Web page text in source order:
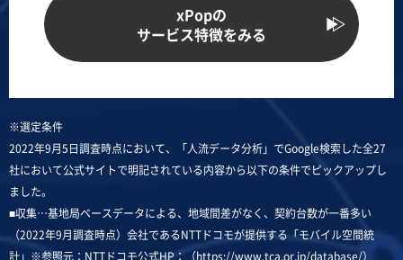
xPopの
サービス特徴をみる
※選定条件
2022年9月5日調査時点において、「人流データ分析」でGoogle検索した全27
社において公式サイトで明記されている内容から以下の条件でピックアップし
ました。
■収集…基地局ベースデータによる、地域間差がなく、契約台数が一番多い
（2022年9月調査時点）会社であるNTTドコモが提供する「モバイル空間統
計」※参照元：NTTドコモ公式HP： （https://www.tca.or.jp/database/）